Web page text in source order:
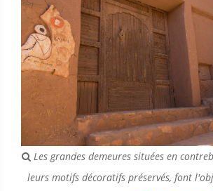
Les grandes demeures situées en
leurs motifs décoratifs préservés, font